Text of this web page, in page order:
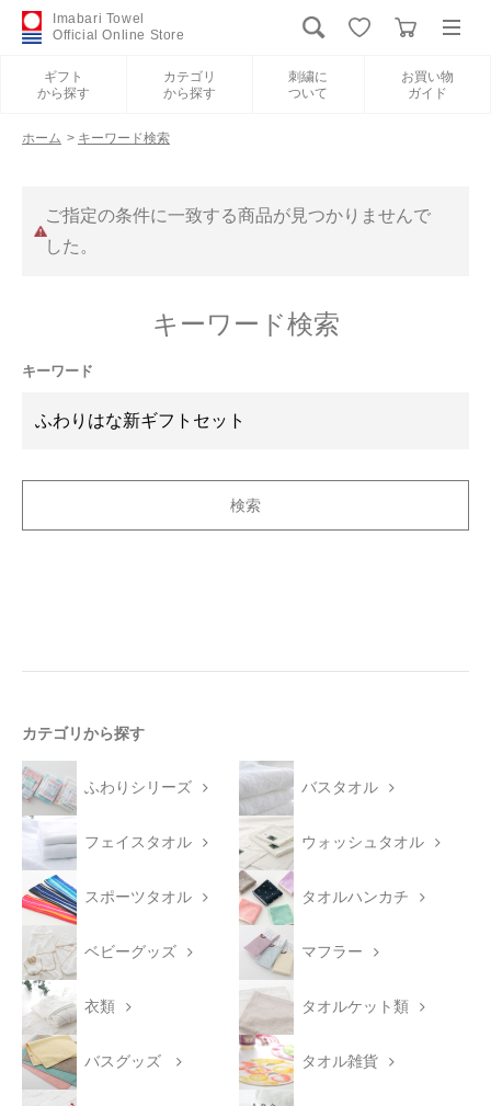
Imabari Towel
Official Online Store
ギフト
から探す
カテゴリ
から探す
刺繍に
ついて
お買い物
ガイド
新規会員登録
カテゴリから探す
店舗リスト
規約
大量購入・法人向けの購入の方は
お問い合わせ
ホーム > キーワード検索
キーワード検索
ご指定の条件に一致する商品が見つかりませんで
した。
キーワード
カテゴリから探す
ふわりシリーズ バスタオル
フェイスタオル ウォッシュタオル
スポーツタオル タオルハンカチ
ベビーグッズ マフラー
衣類 タオルケット類
バスグッズ タオル雑貨